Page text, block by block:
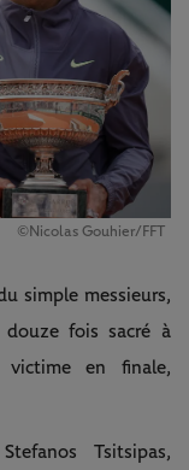
©Nicolas Gouhier/FFT
simple messieurs,
fois sacré à
victime en finale,
Tsitsipas,